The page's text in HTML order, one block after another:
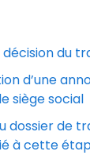
2026
décision du
d’une
siège social
dossier de
à cette